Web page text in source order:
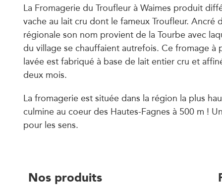
La Fromagerie du Troufleur à Waimes produit
vache au lait cru dont le fameux Troufleur. Ancré
régionale son nom provient de la Tourbe avec
du village se chauffaient autrefois. Ce fromage à
lavée est fabriqué à base de lait entier cru et
deux mois.
La fromagerie est située dans la région la plus
culmine au coeur des Hautes-Fagnes à 500 m !
pour les sens.
Nos produits